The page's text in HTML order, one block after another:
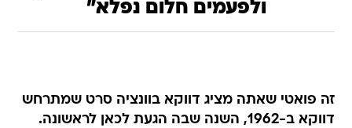
ולפעמים חלום נפלא"
זה פואטי שאתה מציג דווקא בוונציה סרט שמתרחש
דווקא ב-1962, השנה שבה הגעת לכאן לראשונה.